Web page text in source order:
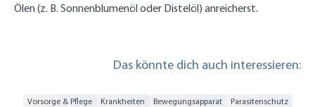
Ölen (z. B. Sonnenblumenöl oder Distelöl) anreicherst.
Das könnte dich auch interessieren:
Vorsorge & Pflege Krankheiten Bewegungsapparat Parasitenschutz